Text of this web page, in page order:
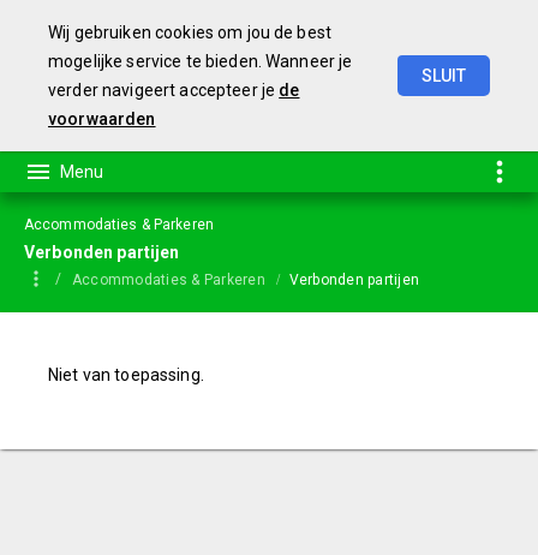
Wij gebruiken cookies om jou de best
mogelijke service te bieden. Wanneer je
verder navigeert accepteer je de
voorwaarden
SLUIT
Accommodaties & Parkeren
Verbonden partijen
Accommodaties & Parkeren Verbonden partijen
Niet van toepassing.